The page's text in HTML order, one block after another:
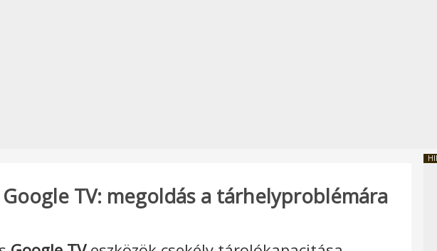
TV: megoldás a tárhelyproblémára